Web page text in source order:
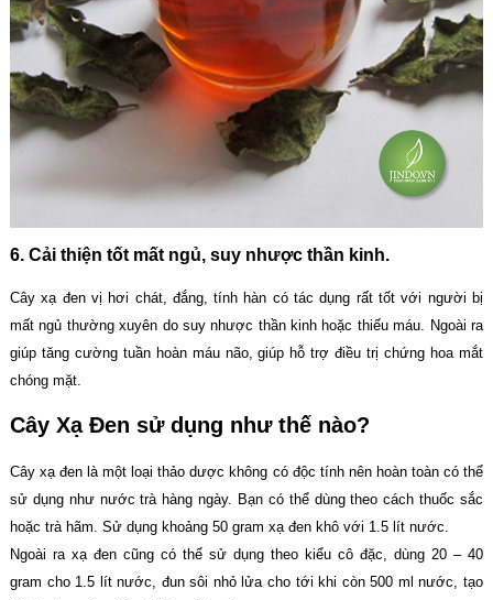
6. Cải thiện tốt mất ngủ, suy nhược thần kinh.
Cây xạ đen vị hơi chát, đắng, tính hàn có tác dụng rất tốt với người bị
mất ngủ thường xuyên do suy nhược thần kinh hoặc thiếu máu. Ngoài ra
giúp tăng cường tuần hoàn máu não, giúp hỗ trợ điều trị chứng hoa mắt
chóng mặt.
Cây Xạ Đen sử dụng như thế nào?
Cây xạ đen là một loại thảo dược không có độc tính nên hoàn toàn có thể
sử dụng như nước trà hàng ngày. Bạn có thể dùng theo cách thuốc sắc
hoặc trà hãm. Sử dụng khoảng 50 gram xạ đen khô với 1.5 lít nước.
Ngoài ra xạ đen cũng có thể sử dụng theo kiểu cô đặc, dùng 20 – 40
gram cho 1.5 lít nước, đun sôi nhỏ lửa cho tới khi còn 500 ml nước, tạo